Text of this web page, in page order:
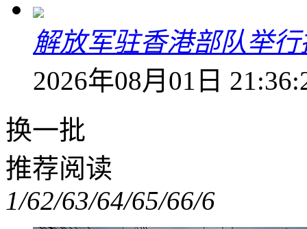
解放军驻香港部队举
2026年08月01日
换一批
推荐阅读
1/62/63/64/65/66/6